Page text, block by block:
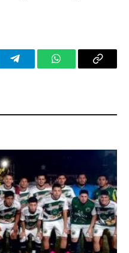
TelegramWhatsAppCopy